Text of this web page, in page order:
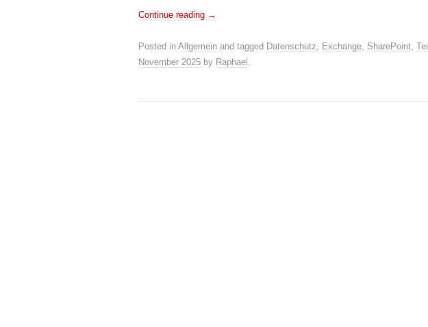
Continue reading →
Posted in Allgemein and tagged Datenschutz, Exchange, SharePoint,
November 2025 by Raphael .